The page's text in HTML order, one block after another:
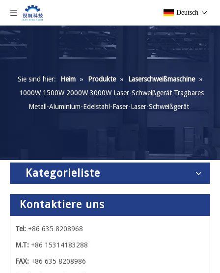
Deutsch
Sie sind hier: Heim » Produkte » Laserschweißmaschine »
1000W 1500W 2000W 3000W Laser-Schweißgerät Tragbares
Metall-Aluminium-Edelstahl-Faser-Laser-Schweißgerät
Kategorieliste
Kontaktiere uns
Tel: +86 635 8208968
M.T: +86 15314183288
FAX: +86 635 8208986